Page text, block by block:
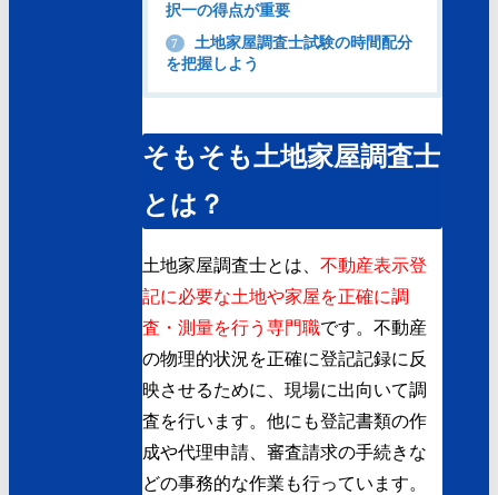
択一の得点が重要
7
土地家屋調査士試験の時間配分
を把握しよう
そもそも土地家屋調査士
とは？
土地家屋調査士とは、 不動産表示登
記に必要な土地や家屋を正確に調
査・測量を行う専門職です。不動産
の物理的状況を正確に登記記録に反
映させるために、現場に出向いて調
査を行います。他にも登記書類の作
成や代理申請、審査請求の手続きな
どの事務的な作業も行っています。